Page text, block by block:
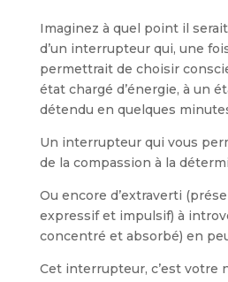
Imaginez à quel point il
d’un interrupteur qui, une
permettrait de choisir
état chargé d’énergie, à un
détendu en quelques
Un interrupteur qui vous
de la compassion à la
Ou encore d’extraverti
expressif et impulsif) à
concentré et absorbé) en
Cet interrupteur, c’est votre